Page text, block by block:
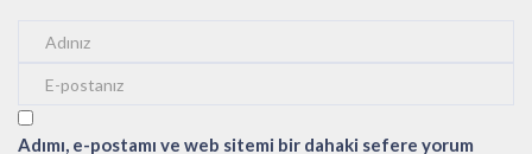
Adımı, e-postamı ve web sitemi bir dahaki sefere yorum